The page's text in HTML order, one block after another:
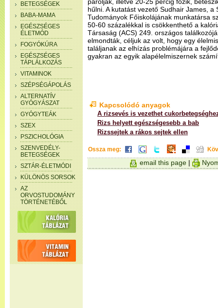
BETEGSÉGEK
BABA-MAMA
EGÉSZSÉGES
ÉLETMÓD
FOGYÓKÚRA
EGÉSZSÉGES
TÁPLÁLKOZÁS
VITAMINOK
SZÉPSÉGÁPOLÁS
ALTERNATÍV
GYÓGYÁSZAT
GYÓGYTEÁK
SZEX
PSZICHOLÓGIA
SZENVEDÉLY-
BETEGSÉGEK
SZTÁR-ÉLETMÓDI
KÜLÖNÖS SORSOK
AZ
ORVOSTUDOMÁNY
TÖRTÉNETÉBŐL
hűlni. A kutatást vezető Sudhair James, a
Tudományok Főiskolájának munkatársa
50-60 százalékkal is csökkenthető a
Társaság (ACS) 249. országos
elmondták, céljuk az volt, hogy egy
találjanak az elhízás problémájára a
gyakran az egyik alapélelmiszernek
Kapcsolódó anyagok
A rizsevés is vezethet
Rizs helyett egészségesebb a bab
Rizssejtek a rákos sejtek ellen
Ossza meg:
email this page |